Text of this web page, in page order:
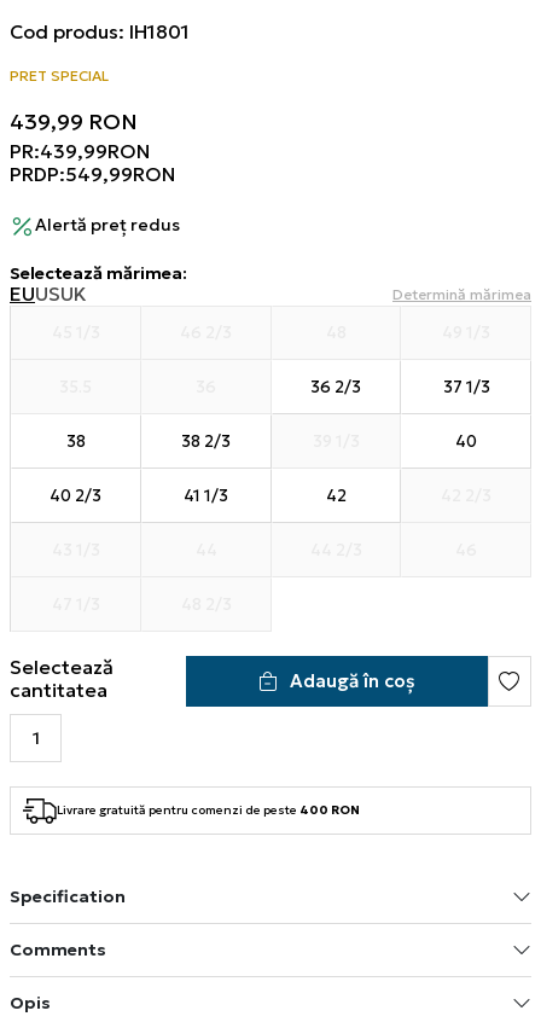
Cod produs: IH1801
PRET SPECIAL
439,99 RON
PR:439,99RON
PRDP:549,99RON
Alertă preț redus
Selectează mărimea:
EUUSUK Determină mărimea
36 2/3 37 1/3
38 38 2/3 40
40 2/3 41 1/3 42
Selectează
cantitatea
Adaugă în coș
Livrare gratuită pentru comenzi de peste 400 RON
Specification
Comments
Opis